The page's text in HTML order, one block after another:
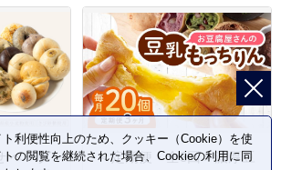
ベーグ
＜定期便・全3回＞濃厚豆
利便性向上のため、クッキー（Cookie）を使
の閲覧を継続された場合、Cookieの利用に同